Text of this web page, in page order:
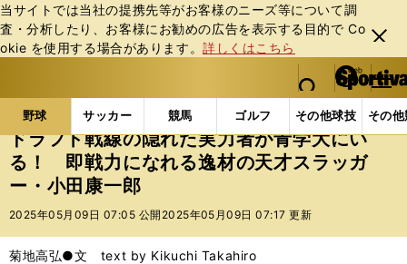
当サイトでは当社の提携先等がお客様のニーズ等について調
査・分析したり、お客様にお勧めの広告を表⽰する⽬的で Co
okie を使⽤する場合があります。詳しくはこちら
閉じ
る
web Sportiva (webスポルティーバ)
検索
マイペ
ー
ジ
メニュ
野球 サッカー 競馬 ゴルフ その他球技 その
b
ス
ポ
ル
テ
ー
バ
野球の記事一覧 高校野球他 ドラフト戦線の隠れた
ドラフト戦線の隠れた実力者が青学大にい
る！ 即戦力になれる逸材の天才スラッガ
ー・小田康一郎
2025年05月09日 07:05 公開 2025年05月09日 07:17 更新
菊地高弘●文 text by Kikuchi Takahiro